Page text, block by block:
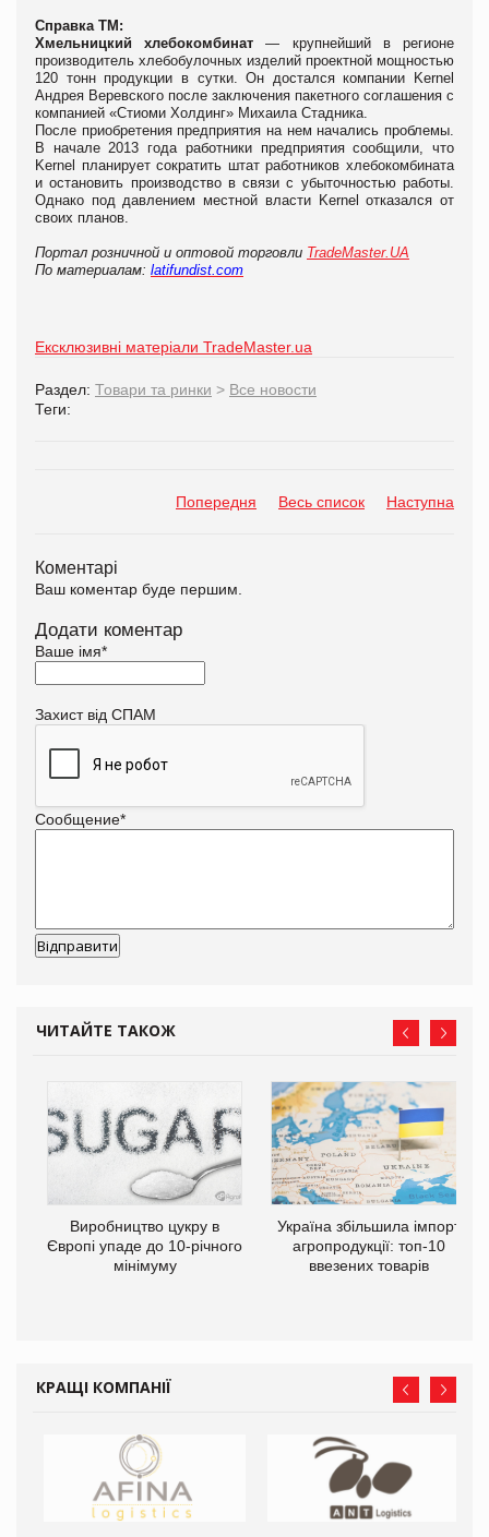
Справка ТМ:
Хмельницкий хлебокомбинат — крупнейший в регионе
производитель хлебобулочных изделий проектной мощностью
120 тонн продукции в сутки. Он достался компании Kernel
Андрея Веревского после заключения пакетного соглашения с
компанией «Стиоми Холдинг» Михаила Стадника.
После приобретения предприятия на нем начались проблемы.
В начале 2013 года работники предприятия сообщили, что
Kernel планирует сократить штат работников хлебокомбината
и остановить производство в связи с убыточностью работы.
Однако под давлением местной власти Kernel отказался от
своих планов.
Портал розничной и оптовой торговли TradeMaster.UA
По материалам: latifundist.com
Ексклюзивні матеріали TradeMaster.ua
Раздел: Товари та ринки > Все новости
Теги:
Попередня Весь список Наступна
Коментарі
Ваш коментар буде першим.
Додати коментар
Ваше імя*
Захист від СПАМ
Сообщение*
ЧИТАЙТЕ ТАКОЖ
Виробництво цукру в
Європі упаде до 10-річного
мінімуму
Україна збільшила імпорт
агропродукції: топ-10
ввезених товарів
КРАЩІ КОМПАНІЇ